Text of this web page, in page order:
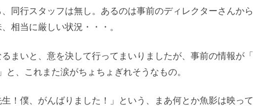
同行スタッフは無し。あるのは事前のディレクターさんか
相当に厳しい状況・・・。
まいと、意を決して行ってまいりましたが、事前の情報が
と、これまた涙がちょちょぎれそうなもの。
！僕、がんばりました！」という、まあ何とか魚影は映っ